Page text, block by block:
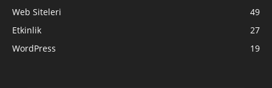
Web Siteleri
49
Etkinlik
27
WordPress
19